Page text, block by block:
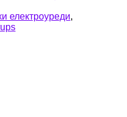
електроуреди,